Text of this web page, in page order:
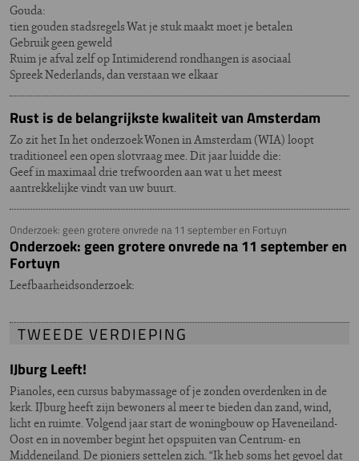
Gouda:
tien gouden stadsregels Wat je stuk maakt moet je betalen
Gebruik geen geweld
Ruim je afval zelf op Intimiderend rondhangen is asociaal
Spreek Nederlands, dan verstaan we elkaar
Rust is de belangrijkste kwaliteit van Amsterdam
Zo zit het In het onderzoek Wonen in Amsterdam (WIA) loopt
traditioneel een open slotvraag mee. Dit jaar luidde die:
Geef in maximaal drie trefwoorden aan wat u het meest
aantrekkelijke vindt van uw buurt.
Onderzoek: geen grotere onvrede na 11 september en Fortuyn
Onderzoek: geen grotere onvrede na 11 september en
Fortuyn
Leefbaarheidsonderzoek:
TWEEDE VERDIEPING
IJburg Leeft!
Pianoles, een cursus babymassage of je zonden overdenken in de
kerk. IJburg heeft zijn bewoners al meer te bieden dan zand, wind,
licht en ruimte. Volgend jaar start de woningbouw op Haveneiland-
Oost en in november begint het opspuiten van Centrum- en
Middeneiland. De pioniers settelen zich. “Ik heb soms het gevoel dat